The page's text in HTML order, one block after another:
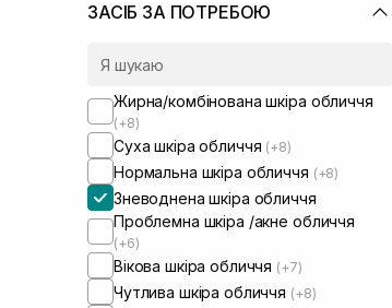
Rosy Drop(+1)
SISTERS
UIQ (+2)
Usolab(+3)
VT Cosmetics (+1)
ЗАСІБ ЗА ПОТРЕБОЮ
Жирна/комбінована шкіра обличчя
(+8)
Суха шкіра обличчя (+8)
Нормальна шкіра обличчя (+8)
Зневоднена шкіра обличчя
Проблемна шкіра /акне обличчя
(+6)
Вікова шкіра обличчя (+7)
Чутлива шкіра обличчя (+8)